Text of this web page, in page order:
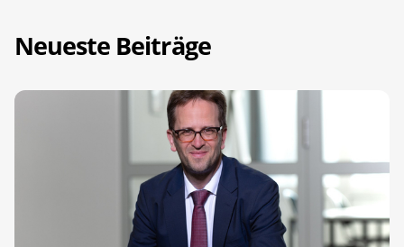
Neueste Beiträge